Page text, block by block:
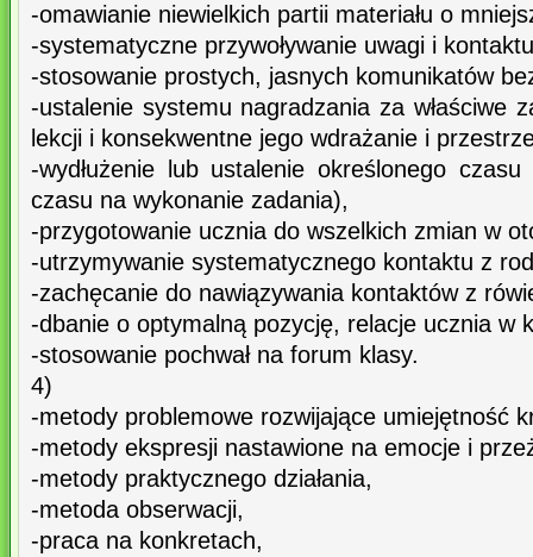
-omawianie niewielkich partii materiału o
-systematyczne przywoływanie uwagi i
-stosowanie prostych, jasnych komunikatów
-ustalenie systemu nagradzania za właściwe
lekcji i konsekwentne jego wdrażanie i
-wydłużenie lub ustalenie określonego czasu
czasu na wykonanie zadania),
-przygotowanie ucznia do wszelkich zmian w
-utrzymywanie systematycznego kontaktu z
-zachęcanie do nawiązywania kontaktów z
-dbanie o optymalną pozycję, relacje ucznia w
-stosowanie pochwał na forum klasy.
4)
-metody problemowe rozwijające umiejętność
-metody ekspresji nastawione na emocje i
-metody praktycznego działania,
-metoda obserwacji,
-praca na konkretach,